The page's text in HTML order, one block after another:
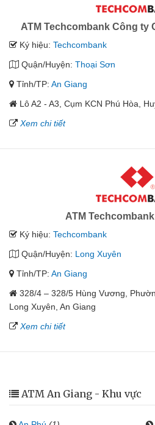
ATM Techcombank Công ty
Ký hiệu: Techcombank
Quận/Huyện: Thoại Sơn
Tỉnh/TP: An Giang
Lô A2 - A3, Cụm KCN Phú Hòa,
Xem chi tiết
ATM
Ký hiệu: Techcombank
Quận/Huyện: Long Xuyên
Tỉnh/TP: An Giang
328/4 – 328/5 Hùng Vương,
Long Xuyên, An Giang
Xem chi tiết
ATM An Giang - Khu vực